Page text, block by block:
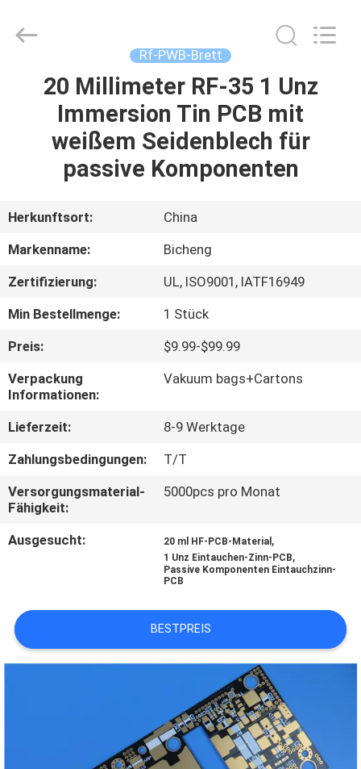
HAUSE
PRODUKTE
VIDEOS
UNS
WERKSBESICHTIGUNG
QUALITÄTSKONTROLLE
KONTAKT
UNS
NEUIGKEITEN
FÄLLE
SITEMAP
DATENSCHUTZRICHTLINIE
Rf-PWB-Brett
20 Millimeter RF-35 1 Unz
Immersion Tin PCB mit
weißem Seidenblech für
passive Komponenten
Herkunftsort:
China
Markenname:
Bicheng
Zertifizierung:
UL, ISO9001, IATF16949
Min Bestellmenge:
1 Stück
Preis:
$9.99-$99.99
Verpackung
Informationen:
Vakuum bags+Cartons
Lieferzeit:
8-9 Werktage
Zahlungsbedingungen:
T/T
Versorgungsmaterial-
Fähigkeit:
5000pcs pro Monat
Ausgesucht: 20 ml HF-PCB-Material ,
1 Unz Eintauchen-Zinn-PCB,
Passive Komponenten Eintauchzinn-
PCB
BESTPREIS